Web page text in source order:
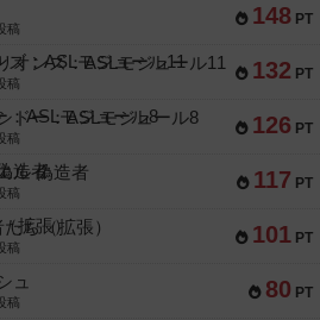
148 PT
稿
132 PT
オンズ：ASLモジュール11
稿
126 PT
ドー：ASLモジュール8
稿
117 PT
ル 偽造者
稿
101 PT
ち（拡張）
稿
80 PT
ュ
稿